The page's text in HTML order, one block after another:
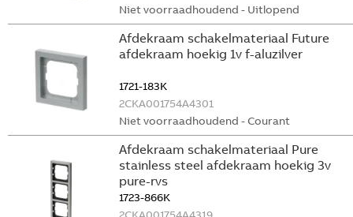
Niet voorraadhoudend - Uitlopend
Afdekraam schakelmateriaal Future
afdekraam hoekig 1v f-aluzilver
1721-183K
2CKA001754A4301
Niet voorraadhoudend - Courant
Afdekraam schakelmateriaal Pure
stainless steel afdekraam hoekig 3v
pure-rvs
1723-866K